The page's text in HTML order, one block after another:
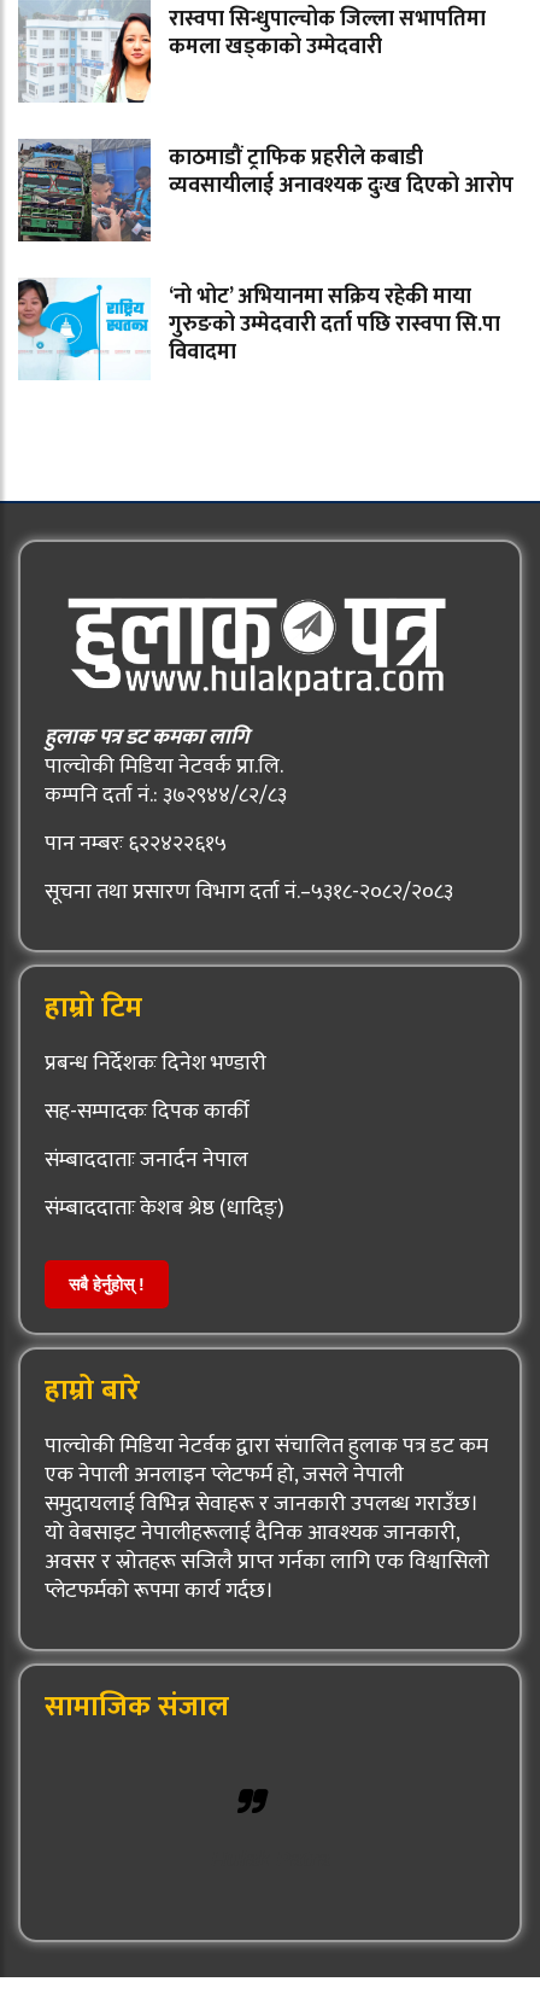
रास्वपा सिन्धुपाल्चोक जिल्ला सभापतिमा
कमला खड्काको उम्मेदवारी
काठमाडौं ट्राफिक प्रहरीले कबाडी
व्यवसायीलाई अनावश्यक दुःख दिएको आरोप
‘नो भोट’ अभियानमा सक्रिय रहेकी माया
गुरुङको उम्मेदवारी दर्ता पछि रास्वपा सि.पा
विवादमा
हुलाक पत्र डट कमका लागि
पाल्चोकी मिडिया नेटवर्क प्रा.लि.
कम्पनि दर्ता नं.: ३७२९४४/८२/८३
पान नम्बरः ६२२४२२६१५
सूचना तथा प्रसारण विभाग दर्ता नं.–५३१८-२०८२/२०८३
हाम्रो टिम
प्रबन्ध निर्देशकः दिनेश भण्डारी
सह-सम्पादकः दिपक कार्की
संम्बाददाताः जनार्दन नेपाल
संम्बाददाताः केशब श्रेष्ठ (धादिङ्)
सबै हेर्नुहोस् !
हाम्रो बारे
पाल्चोकी मिडिया नेटर्वक द्वारा संचालित हुलाक पत्र डट कम
एक नेपाली अनलाइन प्लेटफर्म हो, जसले नेपाली
समुदायलाई विभिन्न सेवाहरू र जानकारी उपलब्ध गराउँछ।
यो वेबसाइट नेपालीहरूलाई दैनिक आवश्यक जानकारी,
अवसर र स्रोतहरू सजिलै प्राप्त गर्नका लागि एक विश्वासिलो
प्लेटफर्मको रूपमा कार्य गर्दछ।
सामाजिक संजाल